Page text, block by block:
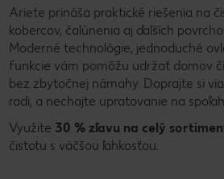
Ariete prináša praktické riešenia na
kobercov, čalúnenia aj ďalších
Moderné technológie, jednoduché
funkcie vám pomôžu udržať domov
bez zbytočnej námahy. Doprajte si
radi, a nechajte upratovanie na
Využite 30 % zľavu na celý
čistotu s väčšou ľahkosťou.